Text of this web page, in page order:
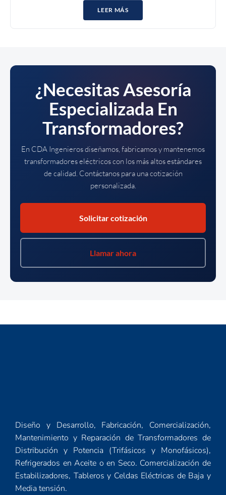
LEER MÁS
¿Necesitas Asesoría
Especializada En
Transformadores?
En CDA Ingenieros diseñamos, fabricamos y mantenemos
transformadores eléctricos con los más altos estándares
de calidad. Contáctanos para una cotización
personalizada.
Solicitar cotización
Llamar ahora
Diseño y Desarrollo, Fabricación, Comercialización,
Mantenimiento y Reparación de Transformadores de
Distribución y Potencia (Trifásicos y Monofásicos),
Refrigerados en Aceite o en Seco. Comercialización de
Estabilizadores, Tableros y Celdas Eléctricas de Baja y
Media tensión.